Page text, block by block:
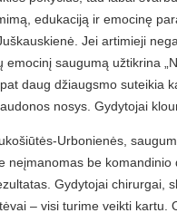
edukaciją ir emocinę
Jei artimieji
emocinį saugumą užtikrina
daug džiaugsmo suteikia
nosys. Gydytojai
Urbonienės,
neįmanomas be komandinio
Gydytojai chirurgai,
– visi turime veikti kartu.